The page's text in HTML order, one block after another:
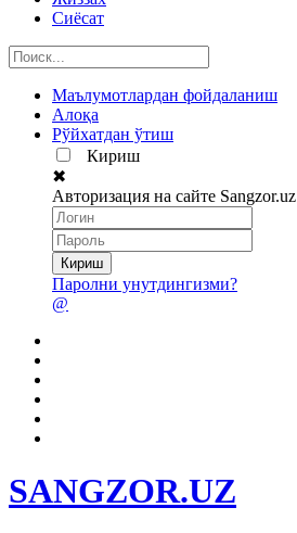
Сиёсат
Маълумотлардан фойдаланиш
Алоқа
Рўйхатдан ўтиш
Кириш
✖
Авторизация на сайте Sangzor.uz
Паролни унутдингизми?
@
SANGZOR.UZ